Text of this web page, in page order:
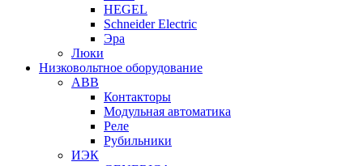
HEGEL
Schneider Electric
Эра
Люки
Низковольтное оборудование
ABB
Контакторы
Модульная автоматика
Реле
Рубильники
ИЭК